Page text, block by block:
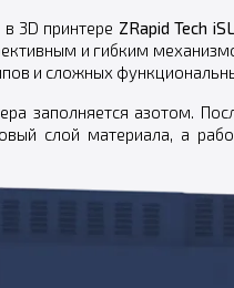
3D принтере ZRapid Tech
и гибким
и сложных
заполняется азотом.
слой материала, а